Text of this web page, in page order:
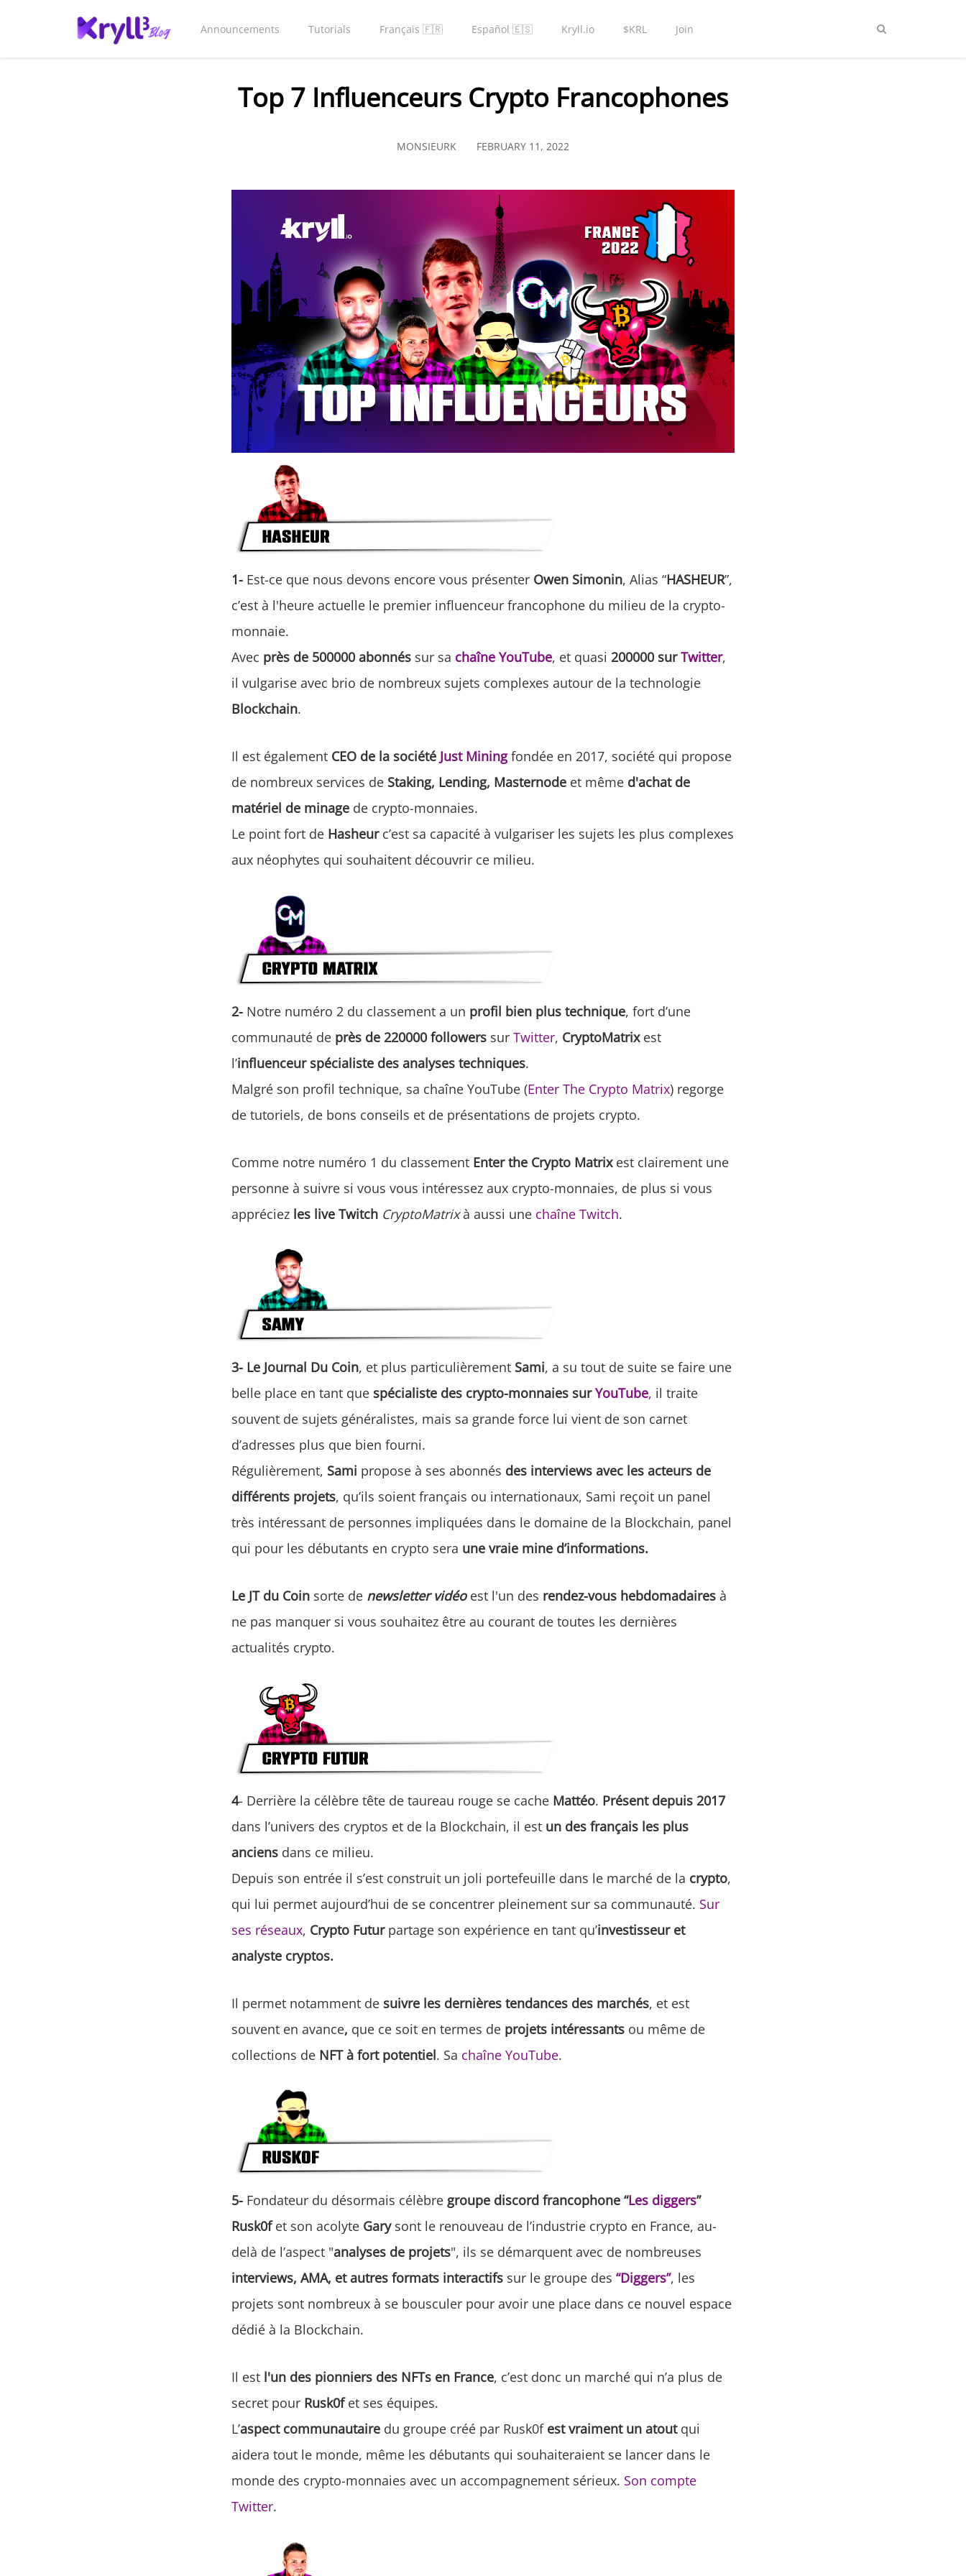
Announcements Tutorials Français 🇫🇷 Español 🇪🇸 Kryll.io $KRL Join
Top 7 Influenceurs Crypto Francophones
MONSIEURK FEBRUARY 11, 2022
1- Est-ce que nous devons encore vous présenter Owen Simonin, Alias “HASHEUR”,
c’est à l'heure actuelle le premier influenceur francophone du milieu de la crypto-
monnaie.
Avec près de 500000 abonnés sur sa chaîne YouTube, et quasi 200000 surTwitter,
il vulgarise avec brio de nombreux sujets complexes autour de la technologie
Blockchain.
Il est également CEO de la société Just Miningfondée en 2017, société qui propose
de nombreux services de Staking, Lending, Masternode et même d'achat de
matériel de minage de crypto-monnaies.
Le point fort de Hasheurc’est sa capacité à vulgariser les sujets les plus complexes
aux néophytes qui souhaitent découvrir ce milieu.
2- Notre numéro 2 du classement a un profil bien plus technique, fort d’une
communauté de près de 220000 followers sur Twitter, CryptoMatrixest
l’influenceur spécialiste des analyses techniques.
Malgré son profil technique, sa chaîne YouTube (Enter The Crypto Matrix) regorge
de tutoriels, de bons conseils et de présentations de projets crypto.
Comme notre numéro 1 du classement Enter the Crypto Matrixest clairement une
personne à suivre si vous vous intéressez aux crypto-monnaies, de plus si vous
appréciez les live Twitch CryptoMatrixà aussi une chaîne Twitch.
3- Le Journal Du Coin, et plus particulièrement Sami, a su tout de suite se faire une
belle place en tant que spécialiste des crypto-monnaies surYouTube, il traite
souvent de sujets généralistes, mais sa grande force lui vient de son carnet
d’adresses plus que bien fourni.
Régulièrement, Sami propose à ses abonnés des interviews avec les acteurs de
différents projets, qu’ils soient français ou internationaux, Sami reçoit un panel
très intéressant de personnes impliquées dans le domaine de la Blockchain, panel
qui pour les débutants en crypto sera une vraie mine d’informations.
Le JT du Coin sorte de newsletter vidéoest l'un des rendez-vous hebdomadaires à
ne pas manquer si vous souhaitez être au courant de toutes les dernières
actualités crypto.
4- Derrière la célèbre tête de taureau rouge se cache Mattéo. Présent depuis 2017
dans l’univers des cryptos et de la Blockchain, il est un des français les plus
anciens dans ce milieu.
Depuis son entrée il s’est construit un joli portefeuille dans le marché de la crypto,
qui lui permet aujourd’hui de se concentrer pleinement sur sa communauté. Sur
ses réseaux, Crypto Futurpartage son expérience en tant qu’investisseur et
analyste cryptos.
Il permet notamment de suivre les dernières tendances des marchés, et est
souvent en avance, que ce soit en termes de projets intéressants ou même de
collections de NFT à fort potentiel. Sa chaîne YouTube.
5- Fondateur du désormais célèbre groupe discord francophone “Les diggers”
Rusk0fet son acolyte Garysont le renouveau de l’industrie crypto en France, au-
delà de l’aspect "analyses de projets", ils se démarquent avec de nombreuses
interviews, AMA, et autres formats interactifs sur le groupe des “Diggers”, les
projets sont nombreux à se bousculer pour avoir une place dans ce nouvel espace
dédié à la Blockchain.
Il est l'un des pionniers des NFTs en France, c’est donc un marché qui n’a plus de
secret pour Rusk0fet ses équipes.
L’aspect communautaire du groupe créé par Rusk0f est vraiment un atoutqui
aidera tout le monde, même les débutants qui souhaiteraient se lancer dans le
monde des crypto-monnaies avec un accompagnement sérieux. Son compte
Twitter.